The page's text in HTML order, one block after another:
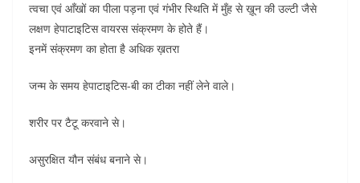
त्वचा एवं आँखों का पीला पड़ना एवं गंभीर स्थिति में मुँह से ख़ून की उल्टी जैसे
लक्षण हेपाटाइटिस वायरस संक्रमण के होते हैं।
इनमें संक्रमण का होता है अधिक ख़तरा
जन्म के समय हेपाटाइटिस-बी का टीका नहीं लेने वाले।
शरीर पर टैटू करवाने से।
असुरक्षित यौन संबंध बनाने से।